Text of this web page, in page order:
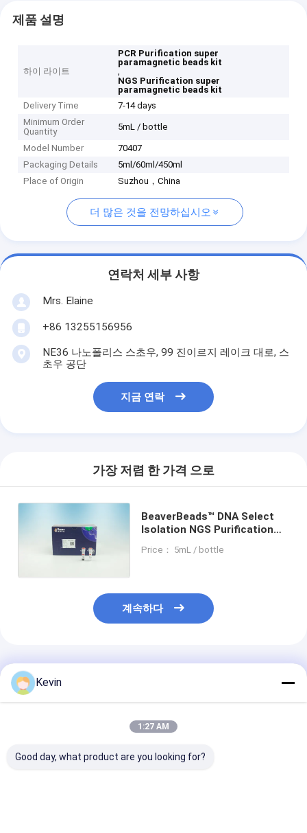
제품 설명
하이 라이트
PCR Purification super
paramagnetic beads kit
,
NGS Purification super
paramagnetic beads kit
Delivery Time
7-14 days
Minimum Order
Quantity
5mL / bottle
Model Number
70407
Packaging Details
5ml/60ml/450ml
Place of Origin
Suzhou，China
더 많은 것을 전망하십시오
연락처 세부 사항
Mrs. Elaine
+86 13255156956
NE36 나노폴리스 스초우, 99 진이르지 레이크 대로, 스
초우 공단
지금 연락
가장 저렴 한 가격 으로
BeaverBeads™ DNA Select
Isolation NGS Purification
Paramagnetic Beads Kit
Price： 5mL / bottle
계속하다
추천된 제품
Kevin
1:27 AM
Good day, what product are you looking for?